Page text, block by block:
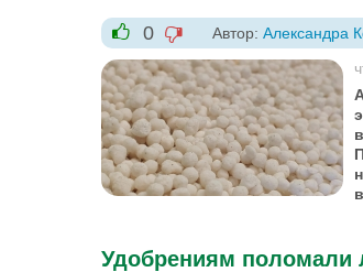
+1
0
-1
Автор: Александра
Удобрениям поломали